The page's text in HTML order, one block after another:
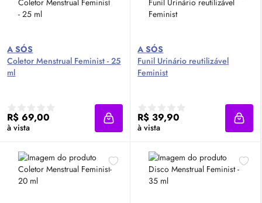
A SÓS
Coletor Menstrual Feminist - 25
ml
R$ 69,00
à vista Adicionar à sacola
A SÓS
Funil Urinário reutilizável
Feminist
R$ 39,90
à vista